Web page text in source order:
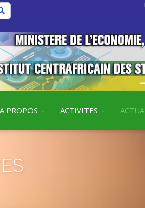
A PROPOS ACTIVITES